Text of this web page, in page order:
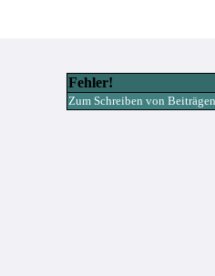
Fehler!
Zum Schreiben von